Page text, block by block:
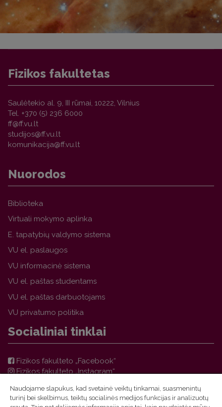
Fizikos fakultetas
Saulėtekio al. 9, III rūmai, 10222, Vilnius
Tel. +370 (5) 236 6000
Nuorodos
Biblioteka
Virtuali mokymo aplinka
E. tapatybių valdymo sistema
VU el. paslaugos
VU informacinė sistema
VU el. paštas studentams
VU el. paštas darbuotojams
VU privatumo politika
Socialiniai tinklai
Fizikos fakulteto „Facebook“
Fizikos fakulteto „Instagram“
VU FF TFAI Molėtų astronomijos observatorijos
„Facebook“
Naudojame slapukus, kad svetainė veiktų tinkamai, suasmenintų
turinį bei skelbimus, teiktų socialinės medijos funkcijas ir analizuotų